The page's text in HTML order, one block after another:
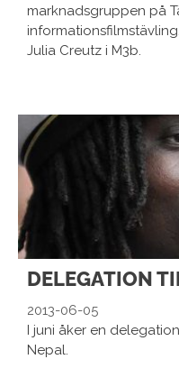
marknadsgruppen på
Julia Creutz i M3b.
DELEGATION
2013-06-05
I juni åker en
Nepal.